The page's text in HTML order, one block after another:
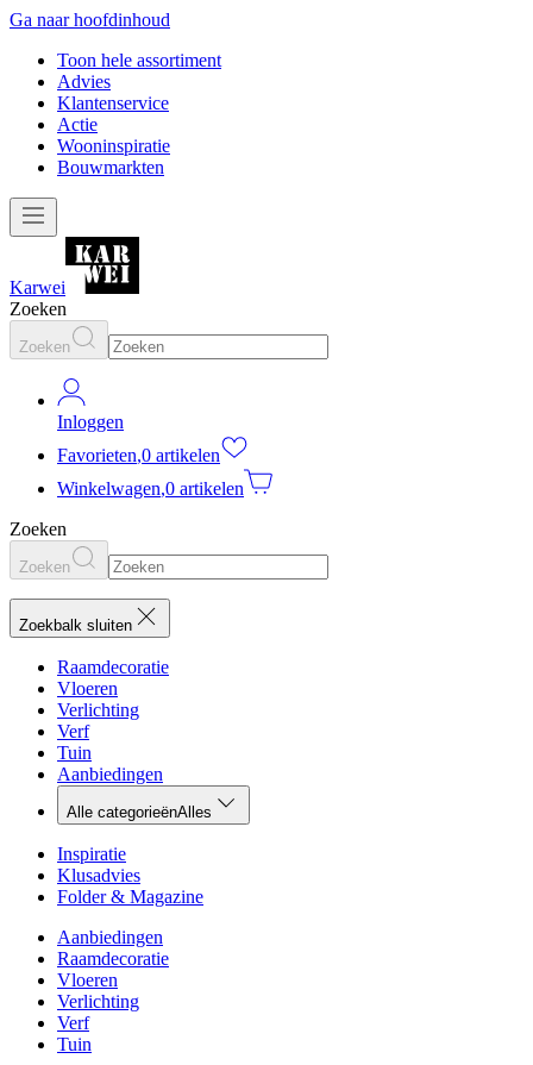
Ga naar hoofdinhoud
Toon hele assortiment
Advies
Klantenservice
Actie
Wooninspiratie
Bouwmarkten
Karwei
Zoeken
Zoeken
Inloggen
Favorieten,0 artikelen
Winkelwagen,0 artikelen
Zoeken
Zoeken
Zoekbalk sluiten
Raamdecoratie
Vloeren
Verlichting
Verf
Tuin
Aanbiedingen
Alle categorieënAlles
Inspiratie
Klusadvies
Folder & Magazine
Aanbiedingen
Raamdecoratie
Vloeren
Verlichting
Verf
Tuin